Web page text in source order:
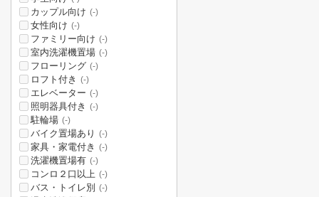
カップル向け (-)
女性向け (-)
ファミリー向け (-)
室内洗濯機置場 (-)
フローリング (-)
ロフト付き (-)
エレベーター (-)
照明器具付き (-)
駐輪場 (-)
バイク置場あり (-)
家具・家電付き (-)
洗濯機置場有 (-)
コンロ２口以上 (-)
バス・トイレ別 (-)